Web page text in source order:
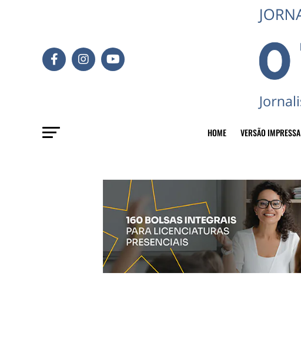
HOME VERSÃO IMPRESSA